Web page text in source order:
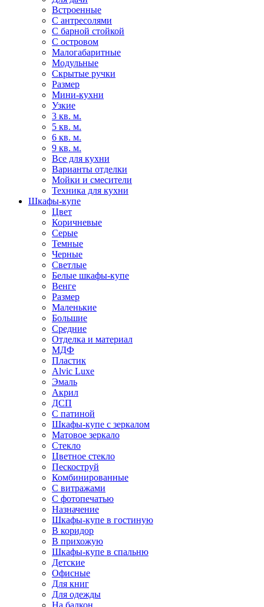
Встроенные
С антресолями
С барной стойкой
С островом
Малогабаритные
Модульные
Скрытые ручки
Размер
Мини-кухни
Узкие
3 кв. м.
5 кв. м.
6 кв. м.
9 кв. м.
Все для кухни
Варианты отделки
Мойки и смесители
Техника для кухни
Шкафы-купе
Цвет
Коричневые
Серые
Темные
Черные
Светлые
Белые шкафы-купе
Венге
Размер
Маленькие
Большие
Средние
Отделка и материал
МДФ
Пластик
Alvic Luxe
Эмаль
Акрил
ДСП
С патиной
Шкафы-купе с зеркалом
Матовое зеркало
Стекло
Цветное стекло
Пескоструй
Комбинированные
С витражами
С фотопечатью
Назначение
Шкафы-купе в гостиную
В коридор
В прихожую
Шкафы-купе в спальню
Детские
Офисные
Для книг
Для одежды
На балкон